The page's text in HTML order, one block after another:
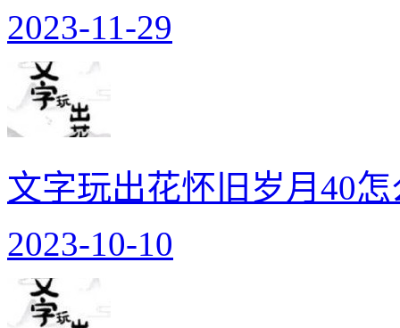
2023-11-29
文字玩出花怀旧岁月40
2023-10-10